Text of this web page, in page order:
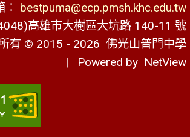
bestpuma@ecp.pmsh.khc.edu.tw
高雄市大樹區大坑路 140-11 號
有 © 2015 - 2026 佛光山普門中學
| Powered by NetView